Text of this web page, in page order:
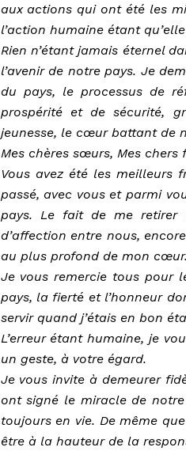
aux actions qui ont été les
l’action humaine étant
Rien n’étant jamais éternel
l’avenir de notre pays. Je
du pays, le processus de
prospérité et de sécurité,
jeunesse, le cœur battant de
Mes chères sœurs, Mes chers
Vous avez été les meilleurs
passé, avec vous et parmi
pays. Le fait de me retirer
d’affection entre nous,
au plus profond de mon cœur.
Je vous remercie tous pour
pays, la fierté et l’honneur
servir quand j’étais en bon
L’erreur étant humaine, je
un geste, à votre égard.
Je vous invite à demeurer
ont signé le miracle de
toujours en vie. De même
être à la hauteur de la